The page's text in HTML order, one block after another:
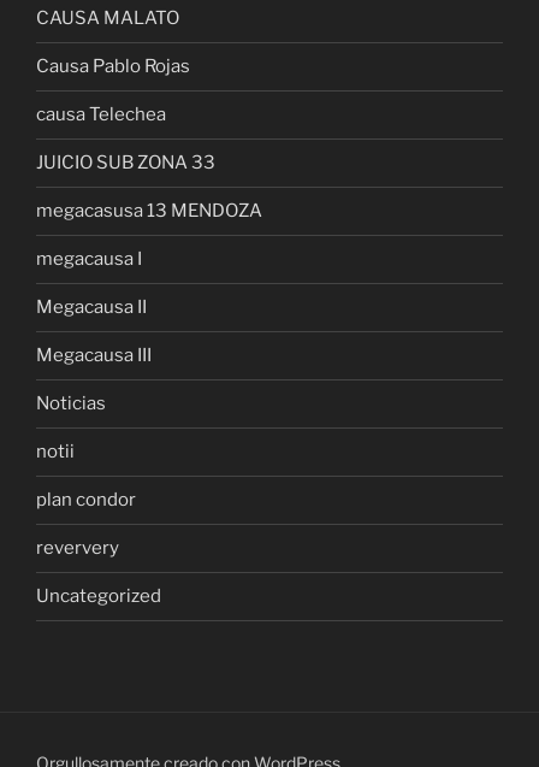
CAUSA MALATO
Causa Pablo Rojas
causa Telechea
JUICIO SUB ZONA 33
megacasusa 13 MENDOZA
megacausa I
Megacausa II
Megacausa III
Noticias
notii
plan condor
reververy
Uncategorized
Orgullosamente creado con WordPress